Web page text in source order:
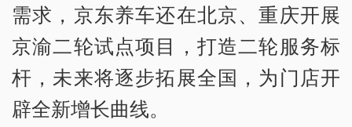
需求，京东养车还在北京、重庆开展
京渝二轮试点项目，打造二轮服务标
杆，未来将逐步拓展全国，为门店开
辟全新增长曲线。